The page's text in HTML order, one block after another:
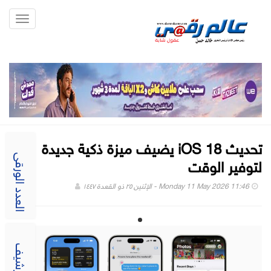
العدد الورقى
تحديث iOS 18 يضيف ميزة ذكية جديدة
لتوفير الوقت
Monday 11 May 2026 11:46 - الإثنين ٢٥ ذو القعدة ١٤٤٧